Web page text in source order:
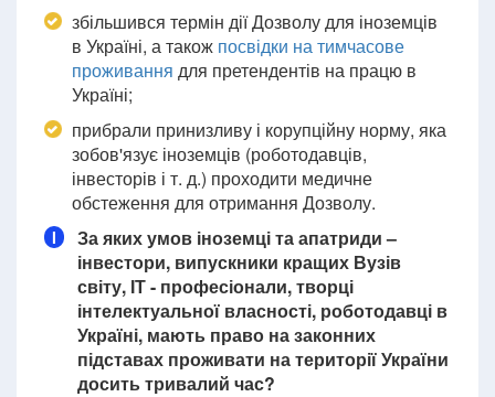
збільшився термін дії Дозволу для іноземців
в Україні, а також посвідки на тимчасове
проживання для претендентів на працю в
Україні;
прибрали принизливу і корупційну норму, яка
зобов'язує іноземців (роботодавців,
інвесторів і т. д.) проходити медичне
обстеження для отримання Дозволу.
I
За яких умов іноземці та апатриди –
інвестори, випускники кращих Вузів
світу, ІТ - професіонали, творці
інтелектуальної власності, роботодавці в
Україні, мають право на законних
підставах проживати на території України
досить тривалий час?